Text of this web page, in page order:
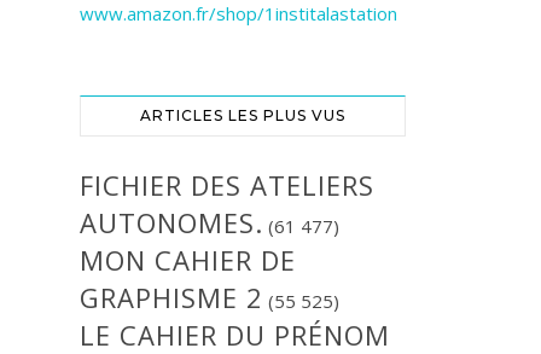
www.amazon.fr/shop/1institalastation
ARTICLES LES PLUS VUS
FICHIER DES ATELIERS
AUTONOMES. (61 477)
MON CAHIER DE
GRAPHISME 2 (55 525)
LE CAHIER DU PRÉNOM